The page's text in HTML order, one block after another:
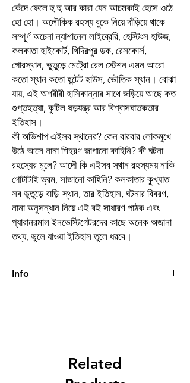
কেঁদে ফেলে হু হু আর কারা যেন আচমকাই হেসে ওঠে
হো হো। অলৌকিক রহস্য বুকে নিয়ে দাঁড়িয়ে থাকে
সম্পূর্ণ অচেনা ন্যাশানেল লাইব্রেরি, হেস্টিংস হাউজ,
কলকাতা হাইকোর্ট, খিদিরপুর ডক, রেসকোর্স,
গোরস্থান, ভুতুড়ে মেট্রো রেল স্টেশন এমন আরো
কতো স্থান কতো হন্টেট হাউস, ভৌতিক স্থান। বোঝা
যায়, এই অশরীরী হাসিকান্নার সাথে জড়িয়ে আছে কত
গুপ্তহত্যা, কুটিল ষড়যন্ত্র আর বিশ্বাসঘাতকতার
ইতিহাস।
কী অভিশাপ এইসব স্থানের? কেন বারবার লোকমুখে
উঠে আসে নানা শিহরণ জাগানো কাহিনি? কী ঘটনা
রহস্যের মূলে? আদৌ কি এইসব স্থান রহস্যময় নাকি
গোটাটাই ভ্রম, সাজানো কাহিনি? কলকাতার কুখ্যাত
সব ভুতুড়ে বাড়ি-স্থান, তার ইতিহাস, ঘটনার বিবরণ,
নানা অনুসন্ধান নিয়ে এই বই সাধারণ পাঠক এবং
প্যারানরমাল ইনভেস্টিগেটরদের কাছে অনেক অজানা
তথ্য, ভুলে যাওয়া ইতিহাস তুলে ধরবে।
Info
2021
Related